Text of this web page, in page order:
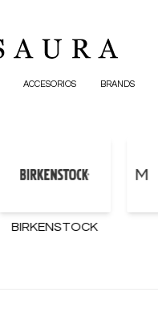
ACCESORIOS BRANDS
BIRKENSTOCK